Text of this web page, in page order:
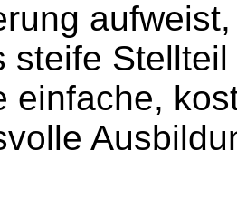
steife
einfache,